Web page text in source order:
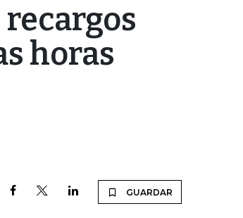
horas
GUARDAR